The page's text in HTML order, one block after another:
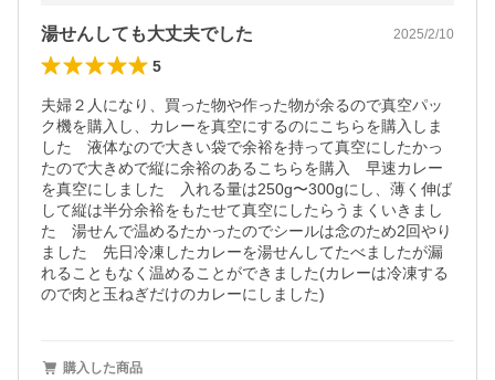
湯せんしても大丈夫でした 2025/2/10
5
夫婦２人になり、買った物や作った物が余るので真空パッ
ク機を購入し、カレーを真空にするのにこちらを購入しま
した　液体なので大きい袋で余裕を持って真空にしたかっ
たので大きめで縦に余裕のあるこちらを購入　早速カレー
を真空にしました　入れる量は250g〜300gにし、薄く伸ば
して縦は半分余裕をもたせて真空にしたらうまくいきまし
た　湯せんで温めるたかったのでシールは念のため2回やり
ました　先日冷凍したカレーを湯せんしてたべましたが漏
れることもなく温めることができました(カレーは冷凍する
ので肉と玉ねぎだけのカレーにしました)
購入した商品